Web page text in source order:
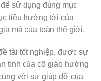
sử dụng đúng mục
tiêu hướng tới của
mà của toàn thế giới.
tài tốt nghiệp, được sự
tình của cô giáo hướng
với sự giúp đỡ của